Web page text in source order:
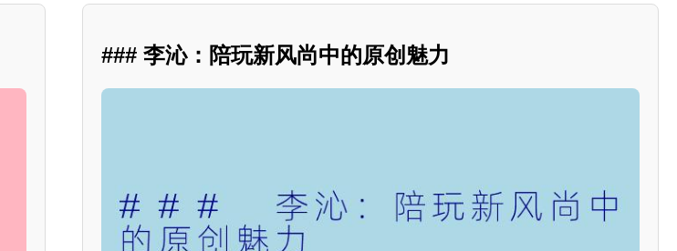
### 李沁：陪玩新风尚中的原创魅力